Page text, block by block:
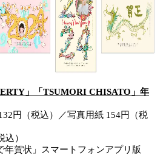
」「TSUMORI CHISATO」年
（税込）／写真用紙 154円（税
）
賀状」スマートフォンアプリ版